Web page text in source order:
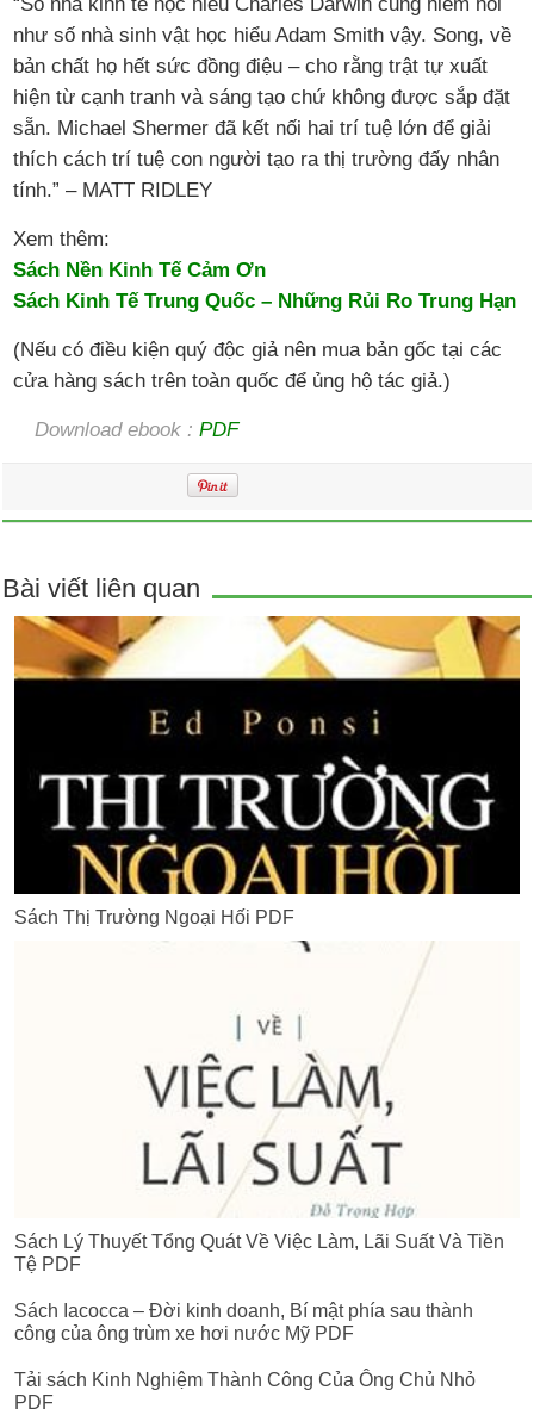
như số nhà sinh vật học hiểu Adam Smith vậy. Song, về
bản chất họ hết sức đồng điệu – cho rằng trật tự xuất
hiện từ cạnh tranh và sáng tạo chứ không được sắp đặt
sẵn. Michael Shermer đã kết nối hai trí tuệ lớn để giải
thích cách trí tuệ con người tạo ra thị trường đấy nhân
tính.” – MATT RIDLEY
Xem thêm:
Sách Nền Kinh Tế Cảm Ơn
Sách Kinh Tế Trung Quốc – Những Rủi Ro Trung Hạn
(Nếu có điều kiện quý độc giả nên mua bản gốc tại các
cửa hàng sách trên toàn quốc để ủng hộ tác giả.)
Download ebook :PDF
Bài viết liên quan
Sách Thị Trường Ngoại Hối PDF
Sách Lý Thuyết Tổng Quát Về Việc Làm, Lãi Suất Và Tiền
Tệ PDF
Sách Iacocca – Đời kinh doanh, Bí mật phía sau thành
công của ông trùm xe hơi nước Mỹ PDF
Tải sách Kinh Nghiệm Thành Công Của Ông Chủ Nhỏ
PDF